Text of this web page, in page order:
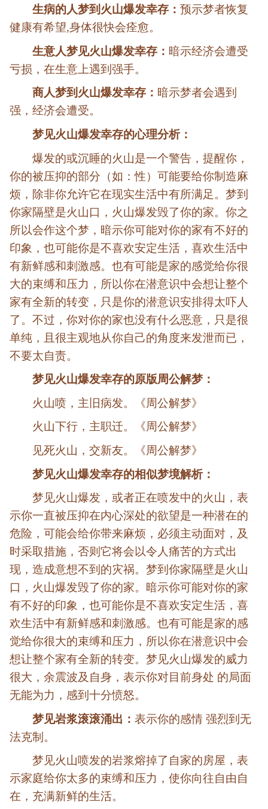
生病的人梦到火山爆发幸存：预示梦者恢复
健康有希望,身体很快会痊愈。
生意人梦见火山爆发幸存： 暗示经济会遭受
亏损，在生意上遇到强手。
商人梦到火山爆发幸存： 暗示梦者会遇到
强，经济会遭受。
梦见火山爆发幸存的心理分析：
爆发的或沉睡的火山是一个警告，提醒你，
你的被压抑的部分（如：性）可能要给你制造麻
烦，除非你允许它在现实生活中有所满足。梦到
你家隔壁是火山口，火山爆发毁了你的家。你之
所以会作这个梦，暗示你可能对你的家有不好的
印象，也可能你是不喜欢安定生活，喜欢生活中
有新鲜感和刺激感。也有可能是家的感觉给你很
大的束缚和压力，所以你在潜意识中会想让整个
家有全新的转变，只是你的潜意识安排得太吓人
了。不过，你对你的家也没有什么恶意，只是很
单纯，且很主观地从你自己的角度来发泄而已，
不要太自责。
梦见火山爆发幸存的原版周公解梦：
火山喷，主旧病发。《周公解梦》
火山下行，主职迁。《周公解梦》
见死火山，交新友。《周公解梦》
梦见火山爆发幸存的相似梦境解析：
梦见火山爆发，或者正在喷发中的火山，表
示你一直被压抑在内心深处的欲望是一种潜在的
危险，可能会给你带来麻烦，必须主动面对，及
时采取措施，否则它将会以令人痛苦的方式出
现，造成意想不到的灾祸。梦到你家隔壁是火山
口，火山爆发毁了你的家。暗示你可能对你的家
有不好的印象，也可能你是不喜欢安定生活，喜
欢生活中有新鲜感和刺激感。也有可能是家的感
觉给你很大的束缚和压力，所以你在潜意识中会
想让整个家有全新的转变。梦见火山爆发的威力
很大，余震波及自身，表示你对目前身处 的局面
无能为力，感到十分愤怒。
梦见岩浆滚滚涌出：表示你的感情 强烈到无
法克制。
梦见火山喷发的岩浆熔掉了自家的房屋，表
示家庭给你太多的束缚和压力，使你向往自由自
在，充满新鲜的生活。